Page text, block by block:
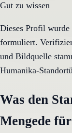
Gut zu wissen
Dieses Profil
formuliert.
und Bildquelle
Humanika-
Was den
Mengede